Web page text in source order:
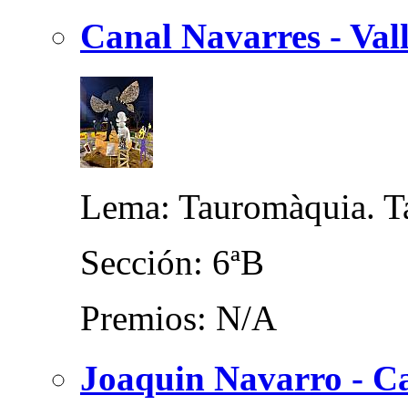
Canal Navarres -
Lema: Tauromàquia.
Sección: 6ªB
Premios: N/A
Joaquin Navarro -